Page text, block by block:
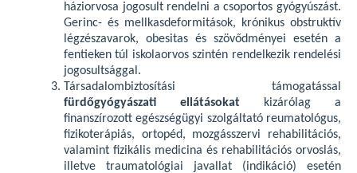
háziorvosa jogosult rendelni a csoportos gyógyúszást.
Gerinc- és mellkasdeformitások, krónikus obstruktív
légzészavarok, obesitas és szövődményei esetén a
fentieken túl iskolaorvos szintén rendelkezik rendelési
jogosultsággal.
Társadalombiztosítási támogatással
fürdőgyógyászati ellátásokat kizárólag a
finanszírozott egészségügyi szolgáltató reumatológus,
fizikoterápiás, ortopéd, mozgásszervi rehabilitációs,
valamint fizikális medicina és rehabilitációs orvoslás,
illetve traumatológiai javallat (indikáció) esetén